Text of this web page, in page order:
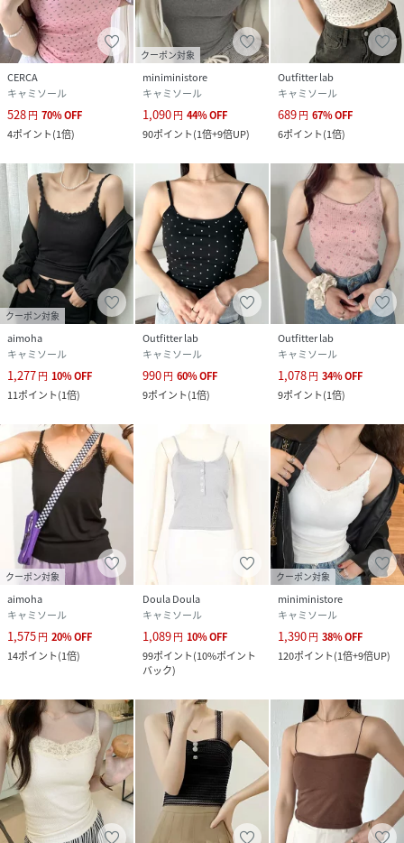
性別タイプ レディース
原産国 中国
素材
ポリエステル97%
PU3%
サイズ
品番
PD5021_NU2255161
(NU2255161-BLK-F PD5021
CERCA
キャミソール
528円 70%OFF
4ポイント(1倍)
クーポン対象
miniministore
キャミソール
1,090円 44%OFF
90ポイント(1倍+9倍UP)
Outfitter lab
キャミソール
689円 67%OFF
6ポイント(1倍)
クーポン対象
aimoha
キャミソール
1,277円 10%OFF
11ポイント(1倍)
Outfitter lab
キャミソール
990円 60%OFF
9ポイント(1倍)
Outfitter lab
キャミソール
1,078円 34%OFF
9ポイント(1倍)
クーポン対象
aimoha
キャミソール
1,575円 20%OFF
14ポイント(1倍)
Doula Doula
キャミソール
1,089円 10%OFF
99ポイント(10%ポイント
バック)
クーポン対象
miniministore
キャミソール
1,390円 38%OFF
120ポイント(1倍+9倍UP)